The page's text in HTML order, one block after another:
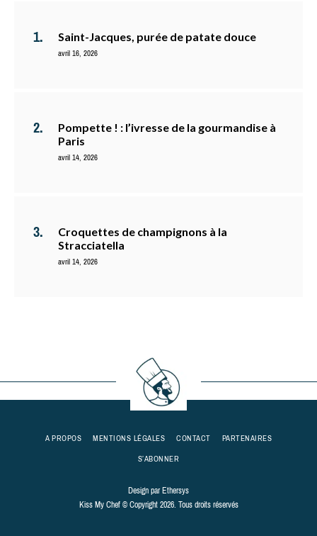
Saint-Jacques, purée de patate douce
avril 16, 2026
Pompette ! : l’ivresse de la gourmandise à
Paris
avril 14, 2026
Croquettes de champignons à la
Stracciatella
avril 14, 2026
A PROPOS MENTIONS LÉGALES CONTACT
PARTENAIRES
S’ABONNER
Design parEthersys
Kiss My Chef © Copyright 2026. Tous droits réservés